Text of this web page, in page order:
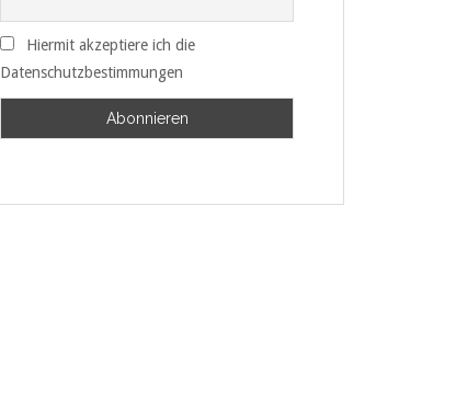
Hiermit akzeptiere ich die
Datenschutzbestimmungen